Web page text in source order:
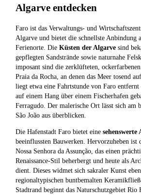
Algarve entdecken
Faro ist das Verwaltungs- und
Algarve und bietet die schnellste Anbindung
Ferienorte. Die Küsten der Algarve sind
gepflegten Sandstrände sowie naturnahe
imposant sind die zerklüfteten,
Praia da Rocha, an denen das Meer tosend
liegt etwa eine Fahrtstunde von Faro
auf einem Hang über einem Fischerhafen
Ferragudo. Der malerische Ort lässt sich am
São João aus überblicken.
Die Hafenstadt Faro bietet eine sehenswerte
beeinflussten Bauwerken. Hervorzuheben ist
Nossa Senhora da Assunção, das einen
Renaissance-Stil beherbergt und heute als
dient. Dieses widmet sich sakraler Kunst
regionaltypischen buntbemalten
Stadtrand beginnt das Naturschutzgebiet Rio